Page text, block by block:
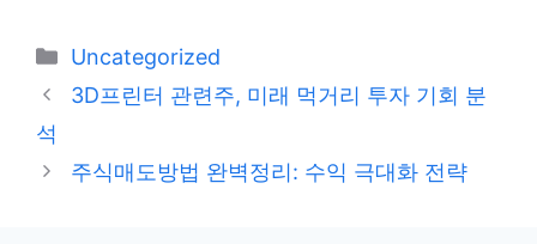
카
테
Uncategorized
3D프린터 관련주, 미래 먹거리 투자 기회 분
석
주식매도방법 완벽정리: 수익 극대화 전략